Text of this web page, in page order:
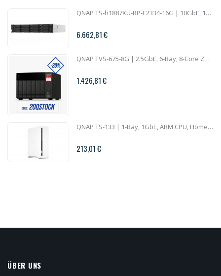
QNAP TS-h1887XU-RP-E2334-16G | 10GbE, 18-Bay, ZFS, Intel Xeon CPU, 16GB RAM, PCIe Slots, Redundant Power, 2U Rackmount
6.662,81 €
QNAP TVS-675-8G | 2.5GbE, 6-Bay, 8-Core ZhaoXin CPU, 8GB RAM, M.2 Slots, PCIe Slots, SMB NAS
1.426,81 €
QNAP TS-133 | 1-Bay, 1GbE, ARM CPU, Home NAS
213,01 €
ÜBER UNS